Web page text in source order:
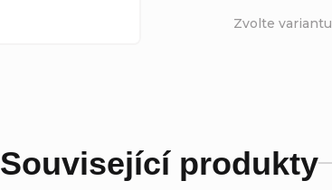
Zvolte variantu
Související produkty